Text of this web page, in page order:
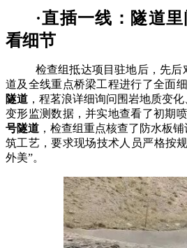
·直插一线：隧道
看细节
检查组抵达项目驻地后，先后
道及全线重点桥梁工程进行了全面
隧道 ，程茗浪详细询问围岩地质变
变形监测数据，并实地查看了初期
号隧道 ，检查组重点核查了防水板
筑工艺，要求现场技术人员严格按
外美”。